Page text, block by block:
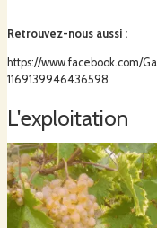
Retrouvez-nous aussi :
https://www.facebook.com/
1169139946436598
L'exploitation